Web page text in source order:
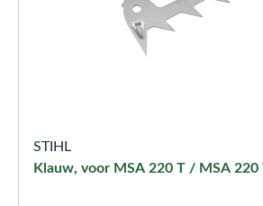
STIHL
Klauw, voor MSA 220 T / MSA 220